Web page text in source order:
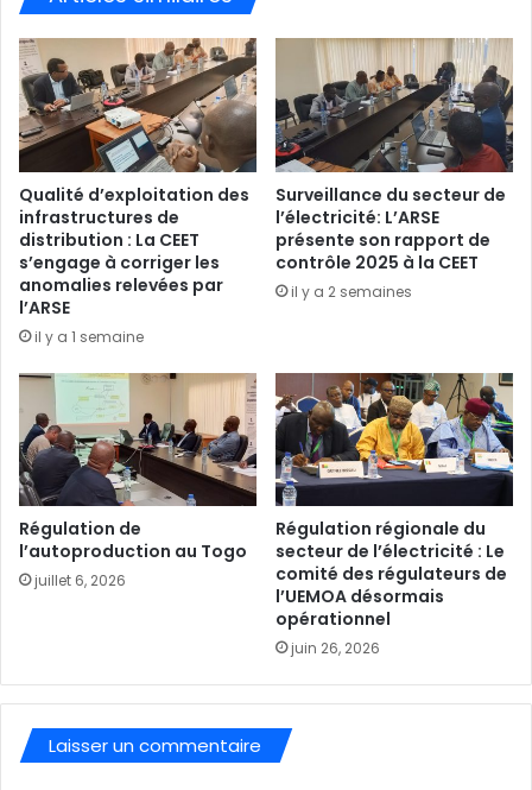
Qualité d’exploitation des
infrastructures de
distribution : La CEET
s’engage à corriger les
anomalies relevées par
l’ARSE
il y a 1 semaine
Surveillance du secteur de
l’électricité: L’ARSE
présente son rapport de
contrôle 2025 à la CEET
il y a 2 semaines
Régulation de
l’autoproduction au Togo
juillet 6, 2026
Régulation régionale du
secteur de l’électricité : Le
comité des régulateurs de
l’UEMOA désormais
opérationnel
juin 26, 2026
Laisser un commentaire